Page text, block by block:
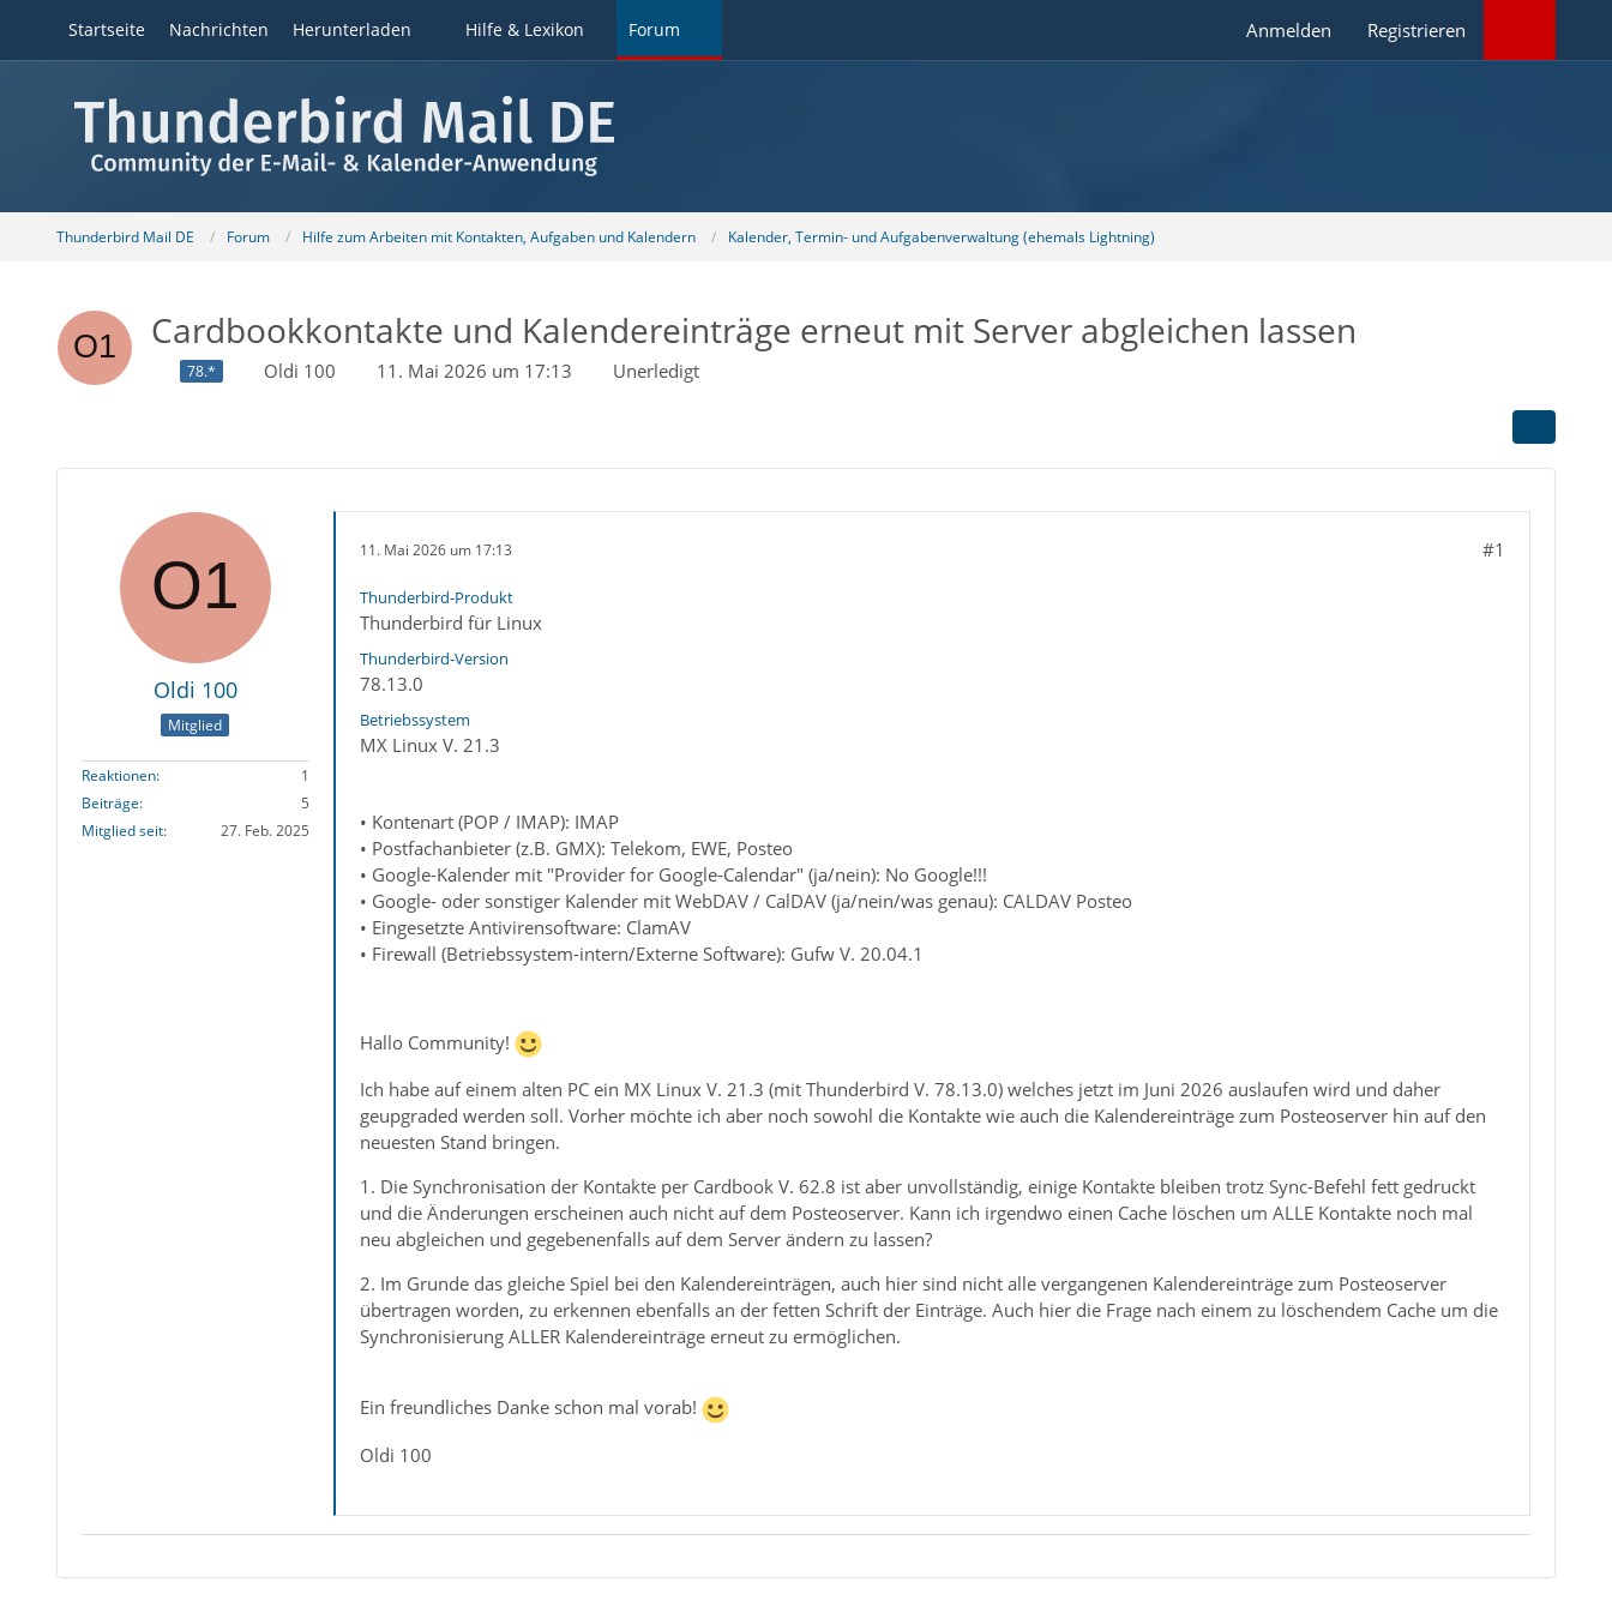
Startseite Nachrichten Herunterladen Hilfe & Lexikon Forum Anmelden Registrieren
Thunderbird Mail DE Forum Hilfe zum Arbeiten mit Kontakten, Aufgaben und Kalendern Kalender, Termin- und Aufgabenverwaltung (ehemals Lightning)
Cardbookkontakte und Kalendereinträge erneut mit Server abgleichen lassen
78.* Oldi 100 11. Mai 2026 um 17:13 Unerledigt
Oldi 100
Mitglied
Reaktionen
1
Beiträge
5
Mitglied seit
27. Feb. 2025
11. Mai 2026 um 17:13 #1
Thunderbird-Produkt
Thunderbird für Linux
Thunderbird-Version
78.13.0
Betriebssystem
MX Linux V. 21.3
• Kontenart (POP / IMAP): IMAP
• Postfachanbieter (z.B. GMX): Telekom, EWE, Posteo
• Google-Kalender mit "Provider for Google-Calendar" (ja/nein): No Google!!!
• Google- oder sonstiger Kalender mit WebDAV / CalDAV (ja/nein/was genau): CALDAV Posteo
• Eingesetzte Antivirensoftware: ClamAV
• Firewall (Betriebssystem-intern/Externe Software): Gufw V. 20.04.1
Hallo Community!
Ich habe auf einem alten PC ein MX Linux V. 21.3 (mit Thunderbird V. 78.13.0) welches jetzt im Juni 2026 auslaufen wird und daher
geupgraded werden soll. Vorher möchte ich aber noch sowohl die Kontakte wie auch die Kalendereinträge zum Posteoserver hin auf den
neuesten Stand bringen.
1. Die Synchronisation der Kontakte per Cardbook V. 62.8 ist aber unvollständig, einige Kontakte bleiben trotz Sync-Befehl fett gedruckt
und die Änderungen erscheinen auch nicht auf dem Posteoserver. Kann ich irgendwo einen Cache löschen um ALLE Kontakte noch mal
neu abgleichen und gegebenenfalls auf dem Server ändern zu lassen?
2. Im Grunde das gleiche Spiel bei den Kalendereinträgen, auch hier sind nicht alle vergangenen Kalendereinträge zum Posteoserver
übertragen worden, zu erkennen ebenfalls an der fetten Schrift der Einträge. Auch hier die Frage nach einem zu löschendem Cache um die
Synchronisierung ALLER Kalendereinträge erneut zu ermöglichen.
Ein freundliches Danke schon mal vorab!
Oldi 100